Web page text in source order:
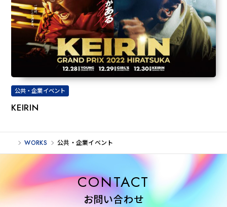
公共・企業イベント
KEIRIN
WORKS 公共・企業イベント
CONTACT
お問い合わせ